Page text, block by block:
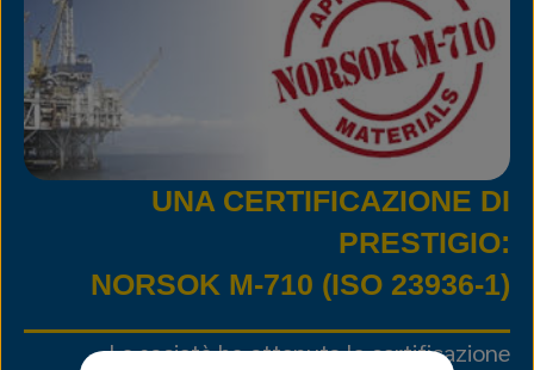
UNA CERTIFICAZIONE DI
PRESTIGIO:
NORSOK M‑710 (ISO 23936‑1)
La società ha ottenuto la certificazione